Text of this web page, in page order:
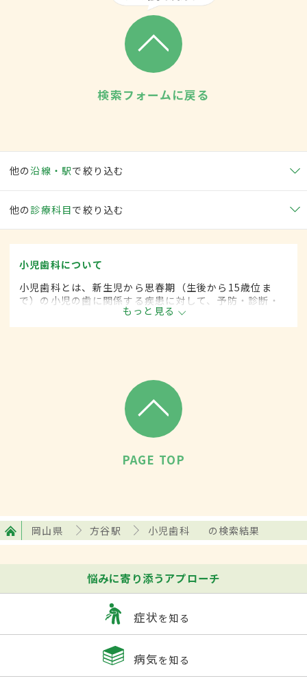
検索フォームに戻る
他の沿線・駅で絞り込む
他の 診療科目で絞り込む
小児歯科について
小児歯科とは、新生児から思春期（生後から15歳位ま
で）の小児の歯に関係する疾患に対して、予防・診断・
治療する歯科の一領域です。
もっと見る
PAGE TOP
岡山県 方谷駅 小児歯科 の検索結果
悩みに寄り添うアプローチ
症状を知る
病気を知る